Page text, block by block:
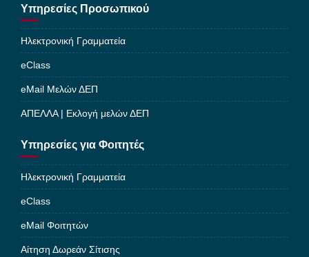
Υπηρεσίες Προσωπικού
Ηλεκτρονική Γραμματεία
eClass
eMail Μελών ΔΕΠ
ΑΠΕΛΛΑ | Εκλογή μελών ΔΕΠ
Υπηρεσίες για Φοιτητές
Ηλεκτρονική Γραμματεία
eClass
eMail Φοιτητών
Αίτηση Δωρεάν Σίτισης